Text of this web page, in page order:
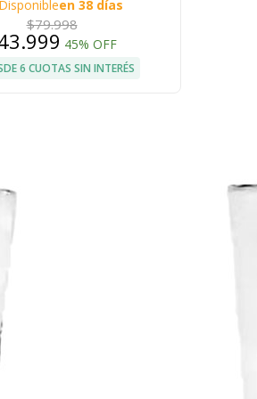
Disponibleen 38 días
$79.998
45% OFF
6 CUOTAS SIN INTERÉS